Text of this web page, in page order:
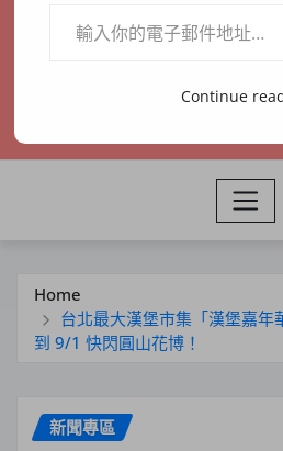
在地、記憶、連
Home
台北最大漢堡市集「漢堡嘉
到 9/1 快閃圓山花博！
新聞專區
Continue